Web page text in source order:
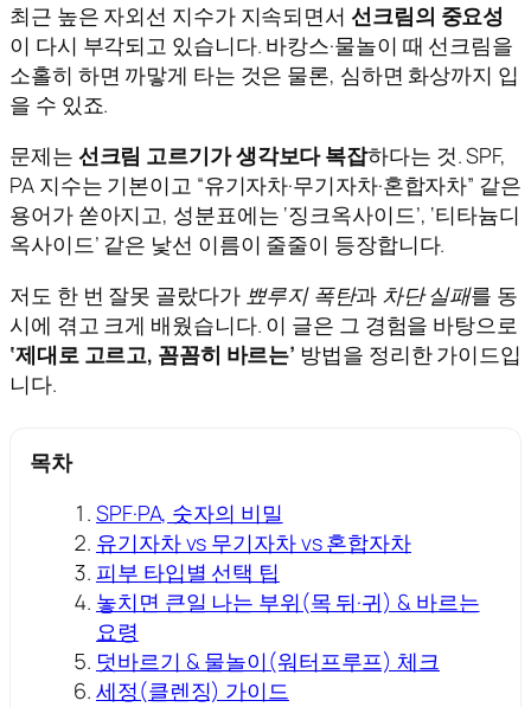
최근 높은 자외선 지수가 지속되면서 선크림의 중요성
이 다시 부각되고 있습니다. 바캉스·물놀이 때 선크림을
소홀히 하면 까맣게 타는 것은 물론, 심하면 화상까지 입
을 수 있죠.
문제는 선크림 고르기가 생각보다 복잡하다는 것. SPF,
PA 지수는 기본이고 “유기자차·무기자차·혼합자차” 같은
용어가 쏟아지고, 성분표에는 ‘징크옥사이드’, ‘티타늄디
옥사이드’ 같은 낯선 이름이 줄줄이 등장합니다.
저도 한 번 잘못 골랐다가 뾰루지 폭탄과 차단 실패를 동
시에 겪고 크게 배웠습니다. 이 글은 그 경험을 바탕으로
‘제대로 고르고, 꼼꼼히 바르는’ 방법을 정리한 가이드입
니다.
목차
SPF·PA, 숫자의 비밀
유기자차 vs 무기자차 vs 혼합자차
피부 타입별 선택 팁
놓치면 큰일 나는 부위(목 뒤·귀) & 바르는
요령
덧바르기 & 물놀이(워터프루프) 체크
세정(클렌징) 가이드